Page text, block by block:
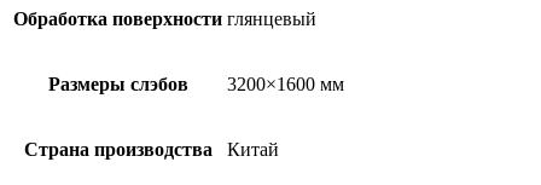
Обработка поверхности глянцевый
Размеры слэбов 3200×1600 мм
Страна производства Китай